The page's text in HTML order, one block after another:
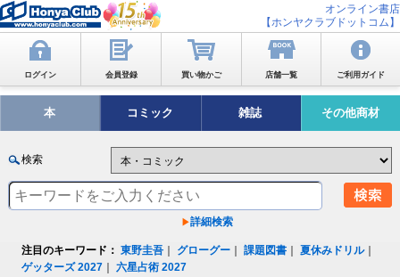
オンライン書店
【ホンヤクラブドットコム】
ログイン 会員登録 買い物かご 店舗一覧 ご利用ガイド
本 コミック 雑誌 その他商材
検索
詳細検索
注目のキーワード： 東野圭吾 グローグー ｜課題図書 ｜夏休みドリル｜
ゲッターズ 2027 ｜六星占術 2027